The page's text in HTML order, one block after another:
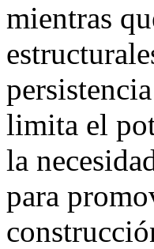
mientras
limita el
la
para